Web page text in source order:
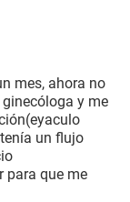
mes, ahora no
y me
un flujo
para que me